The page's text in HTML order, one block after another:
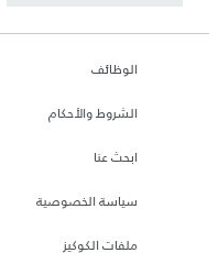
الوظائف
الشروط والأحكام
ابحث عنا
سياسة الخصوصية
ملفات الكوكيز